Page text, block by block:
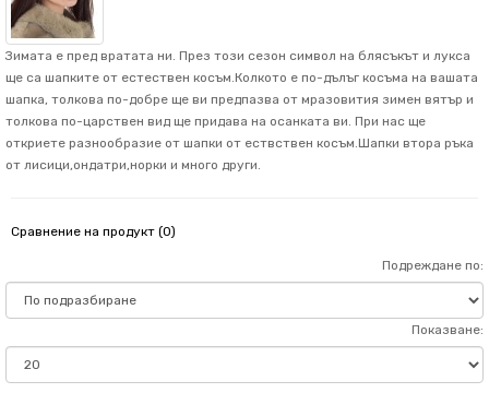
Зимата е пред вратата ни. През този сезон символ на блясъкът и лукса
ще са шапките от естествен косъм.Колкото е по-дълъг косъма на вашата
шапка, толкова по-добре ще ви предпазва от мразовития зимен вятър и
толкова по-царствен вид ще придава на осанката ви. При нас ще
откриете разнообразие от шапки от ествствен косъм.Шапки втора ръка
от лисици,ондатри,норки и много други.
Сравнение на продукт (0)
Подреждане по:
Показване: